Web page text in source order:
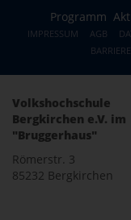
Programm
IMPRESSUM AGB
Volkshochschule
Bergkirchen e.V. im
"Bruggerhaus"
Römerstr. 3
85232 Bergkirchen